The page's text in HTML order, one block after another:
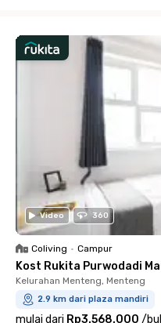
Video 360
Coliving • Campur
Kost Rukita Purwodadi
Kelurahan Menteng, Menteng
2.9 km dari plaza mandiri
mulai dari Rp3.568.000 /